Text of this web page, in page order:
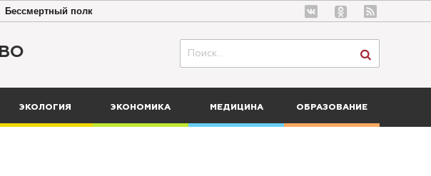
Бессмертный полк
ЭКОЛОГИЯ ЭКОНОМИКА МЕДИЦИНА ОБРАЗОВАНИЕ